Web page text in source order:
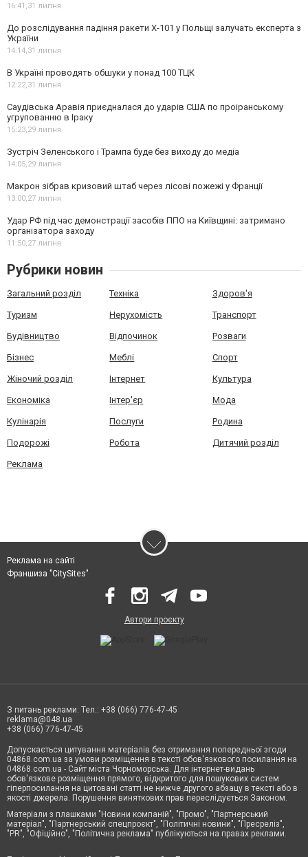
16:41,31 липня
До розслідування падіння ракети Х-101 у Польщі залучать експерта з
України
14:14,31 липня
В Україні проводять обшуки у понад 100 ТЦК
12:22,31 липня
Саудівська Аравія приєдналася до ударів США по проіранському
угрупованню в Іраку
15:23,29 липня
Зустріч Зеленського і Трампа буде без виходу до медіа
14:05,29 липня
Макрон зібрав кризовий штаб через лісові пожежі у Франції
13:00,27 липня
Удар РФ під час демонстрації засобів ППО на Київщині: затримано
організатора заходу
11:50,27 липня
Рубрики новин
Загальний розділ Техніка Здоров'я
Туризм Нерухомість Транспорт
Будівництво Відпочинок Розваги
Бізнес Меблі Спорт
Жіночий розділ Інтернет Культура
Економіка Інтер'єр Мода
Кулінарія Послуги Родина
Подорожі Робота Дитячий розділ
Реклама
Реклама на сайті
Франшиза "CitySites"
Автори проєкту
З питань реклами: Тел.: +38 (066) 776-47-45
reklama@048.ua
+38 (066) 776-47-45
Допускається цитування матеріалів без отримання попередньої згоди
04868.com.ua за умови розміщення в тексті обов'язкового посилання на
04868.com.ua - Сайт міста Чорноморська. Для інтернет-видань
обов'язкове розміщення прямого, відкритого для пошукових систем
гіперпосилання на цитовані статті не нижче другого абзацу в тексті або в
якості джерела. Порушення виняткових прав переслідується Законом.
Матеріали з плашками "Новини компаній", "Промо", "Партнерський
матеріал", "Партнерський спецпроєкт", "Політичні новини", "Пресреліз",
"PR", "Офіційно", "Політична реклама" публікуються на правах реклами.